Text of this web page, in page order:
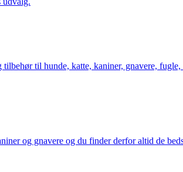
til hunde, katte, kaniner, gnavere,
og gnavere og du finder derfor altid de